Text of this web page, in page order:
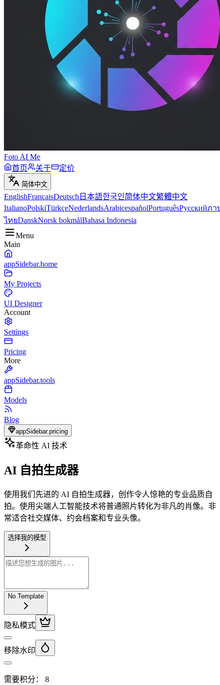
Foto AI Me
首页
关于 定价
简体中文
EnglishFrançaisDeutsch 日本語한국인简体中文繁體中文
ItalianoPolskiTürkçeNederlandsArabicespañolPortuguêsРусскийภา
ไทยDanskNorsk bokmålBahasa Indonesia
Menu
Main
appSidebar.home
My Projects
UI Designer
Account
Settings
Pricing
More
appSidebar.tools
Models
Blog
appSidebar.pricing
革命性 AI 技术
AI 自拍生成器
使用我们先进的 AI 自拍生成器，创作令人惊艳的专业品质自
拍。使用尖端人工智能技术将普通照片转化为非凡的肖像。非
常适合社交媒体、约会档案和专业头像。
选择我的模型
No Template
隐私模式
移除水印
需要积分： 8